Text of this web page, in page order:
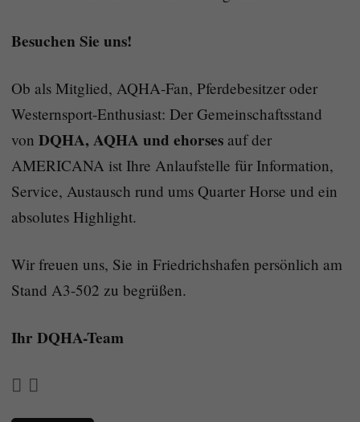
Besuchen Sie uns!
Ob als Mitglied, AQHA-Fan, Pferdebesitzer oder
Westernsport-Enthusiast: Der Gemeinschaftsstand
von DQHA, AQHA und ehorses auf der
AMERICANA ist Ihre Anlaufstelle für Information,
Service, Austausch rund ums Quarter Horse und ein
absolutes Highlight.
Wir freuen uns, Sie in Friedrichshafen persönlich am
Stand A3-502 zu begrüßen.
Ihr DQHA-Team